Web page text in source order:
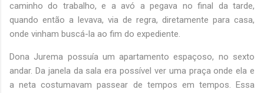
caminho do trabalho, e a avó a pegava no final da tarde,
quando então a levava, via de regra, diretamente para casa,
onde vinham buscá-la ao fim do expediente.
Dona Jurema possuía um apartamento espaçoso, no sexto
andar. Da janela da sala era possível ver uma praça onde ela e
a neta costumavam passear de tempos em tempos. Essa